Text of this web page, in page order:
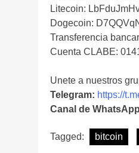
Litecoin:
Dogecoin:
Transferencia
Cuenta CLABE:
Unete a nuestros
Telegram: https://
Canal de WhatsApp
Tagged: bitcoin